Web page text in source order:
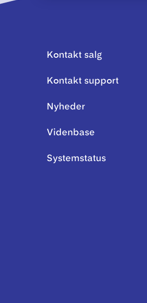
Kontakt salg
Kontakt support
Nyheder
Videnbase
Systemstatus